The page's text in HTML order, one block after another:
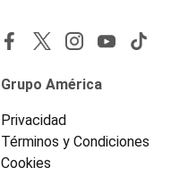
Grupo América
Privacidad
Términos y Condiciones
Cookies